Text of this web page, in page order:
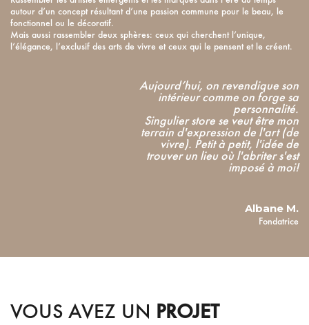
autour d’un concept résultant d’une passion commune pour le beau, le
fonctionnel ou le décoratif.
Mais aussi rassembler deux sphères: ceux qui cherchent l’unique,
l’élégance, l’exclusif des arts de vivre et ceux qui le pensent et le créent.
Aujourd’hui, on revendique son
intérieur comme on forge sa
personnalité.
Singulier store se veut être mon
terrain d'expression de l'art (de
vivre). Petit à petit, l'idée de
trouver un lieu où l'abriter s'est
imposé à moi!
Albane M.
Fondatrice
VOUS AVEZ UN PROJET